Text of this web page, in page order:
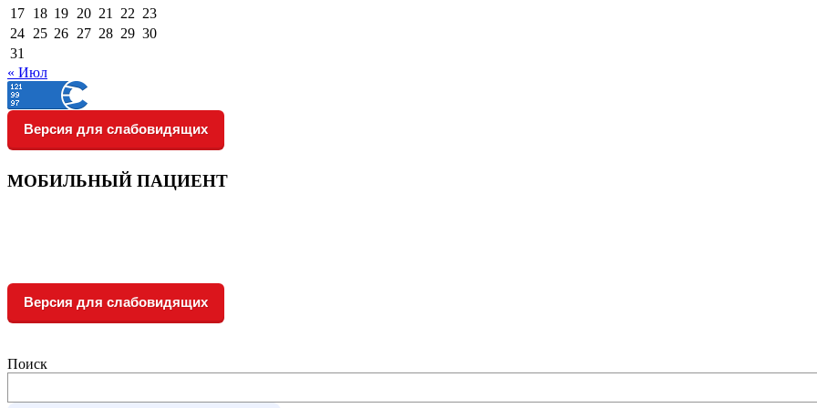
17 18 19 20 21 22 23
24 25 26 27 28 29 30
31
« Июл
Версия для слабовидящих
МОБИЛЬНЫЙ ПАЦИЕНТ
Версия для слабовидящих
Поиск